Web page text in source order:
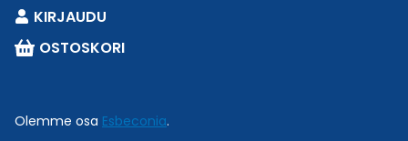
KIRJAUDU
OSTOSKORI
Olemme osa Esbeconia.
teknisiä tuotetietoja?